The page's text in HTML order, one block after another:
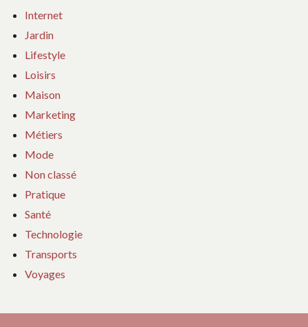
Internet
Jardin
Lifestyle
Loisirs
Maison
Marketing
Métiers
Mode
Non classé
Pratique
Santé
Technologie
Transports
Voyages